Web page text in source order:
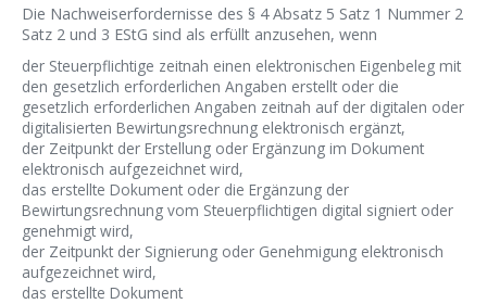
Die Nachweiserfordernisse des § 4 Absatz 5 Satz 1 Nummer 2
Satz 2 und 3 EStG sind als erfüllt anzusehen, wenn
der Steuerpflichtige zeitnah einen elektronischen Eigenbeleg mit
den gesetzlich erforderlichen Angaben erstellt oder die
gesetzlich erforderlichen Angaben zeitnah auf der digitalen oder
digitalisierten Bewirtungsrechnung elektronisch ergänzt,
der Zeitpunkt der Erstellung oder Ergänzung im Dokument
elektronisch aufgezeichnet wird,
das erstellte Dokument oder die Ergänzung der
Bewirtungsrechnung vom Steuerpflichtigen digital signiert oder
genehmigt wird,
der Zeitpunkt der Signierung oder Genehmigung elektronisch
aufgezeichnet wird,
das erstellte Dokument